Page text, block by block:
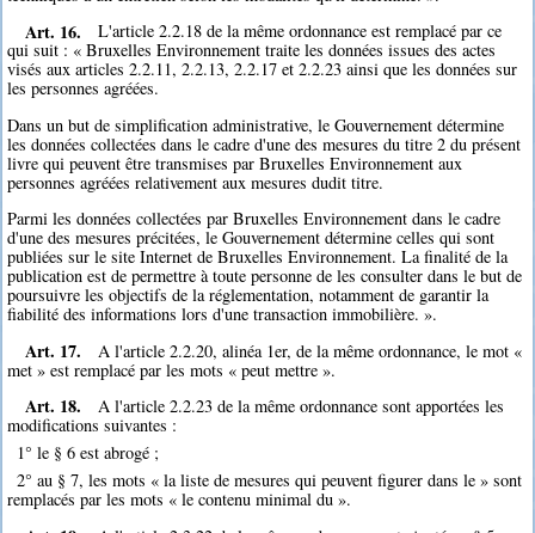
Art. 16.
L'article 2.2.18 de la même ordonnance est remplacé par ce
qui suit : « Bruxelles Environnement traite les données issues des actes
visés aux articles 2.2.11, 2.2.13, 2.2.17 et 2.2.23 ainsi que les données sur
les personnes agréées.
Dans un but de simplification administrative, le Gouvernement détermine
les données collectées dans le cadre d'une des mesures du titre 2 du présent
livre qui peuvent être transmises par Bruxelles Environnement aux
personnes agréées relativement aux mesures dudit titre.
Parmi les données collectées par Bruxelles Environnement dans le cadre
d'une des mesures précitées, le Gouvernement détermine celles qui sont
publiées sur le site Internet de Bruxelles Environnement. La finalité de la
publication est de permettre à toute personne de les consulter dans le but de
poursuivre les objectifs de la réglementation, notamment de garantir la
fiabilité des informations lors d'une transaction immobilière. ».
Art. 17.
A l'article 2.2.20, alinéa 1er, de la même ordonnance, le mot «
met » est remplacé par les mots « peut mettre ».
Art. 18.
A l'article 2.2.23 de la même ordonnance sont apportées les
modifications suivantes :
1° le § 6 est abrogé ;
2° au § 7, les mots « la liste de mesures qui peuvent figurer dans le » sont
remplacés par les mots « le contenu minimal du ».